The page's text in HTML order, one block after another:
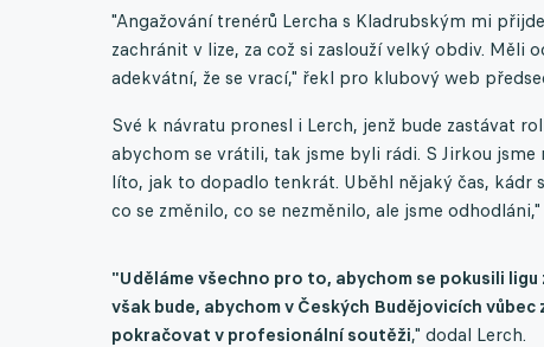
"Angažování trenérů Lercha s Kladrubským mi
zachránit v lize, za což si zaslouží velký obdiv.
adekvátní, že se vrací," řekl pro klubový web
Své k návratu pronesl i Lerch, jenž bude zastávat
abychom se vrátili, tak jsme byli rádi. S Jirkou
líto, jak to dopadlo tenkrát. Uběhl nějaký čas, kádr
co se změnilo, co se nezměnilo, ale jsme odhodláni,"
"Uděláme všechno pro to, abychom se pokusili
však bude, abychom v Českých Budějovicích
pokračovat v profesionální soutěži," dodal Lerch.